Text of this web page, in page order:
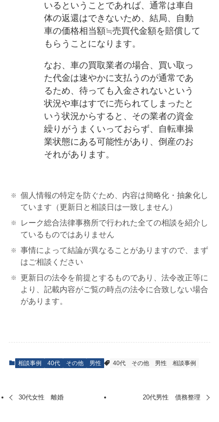
いるということであれば、通常は車自
体の返還はできないため、結局、自動
車の価格相当額≒売買代金額を賠償して
もらうことになります。
なお、車の買取業者の場合、買い取っ
た代金は速やかに支払うのが通常であ
るため、待っても入金されないという
状況や車はすでに売られてしまったと
いう状況からすると、その業者の資金
繰りがうまくいっておらず、自転車操
業状態にある可能性があり、倒産のお
それがあります。
個人情報の特定を防ぐため、内容は簡略化・抽象化し
ています（更新日と相談日は一致しません）
レーク総合法律事務所で行われた全ての相談を紹介し
ているものではありません
事情によって結論が異なることがありますので、まず
はご相談ください
更新日の法令を前提とするものであり、法令改正等に
より、記載内容がご覧の時点の法令に合致しない場合
があります。
相談事例 40代 その他 男性 40代 その他 男性 相談事例
30代女性 離婚 20代男性 債務整理